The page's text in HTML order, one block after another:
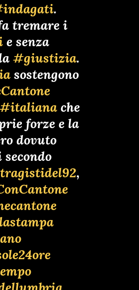
.
tremare i
e senza
#giustizia.
sostengono
#italiana che
forze e la
dovuto
secondo
,